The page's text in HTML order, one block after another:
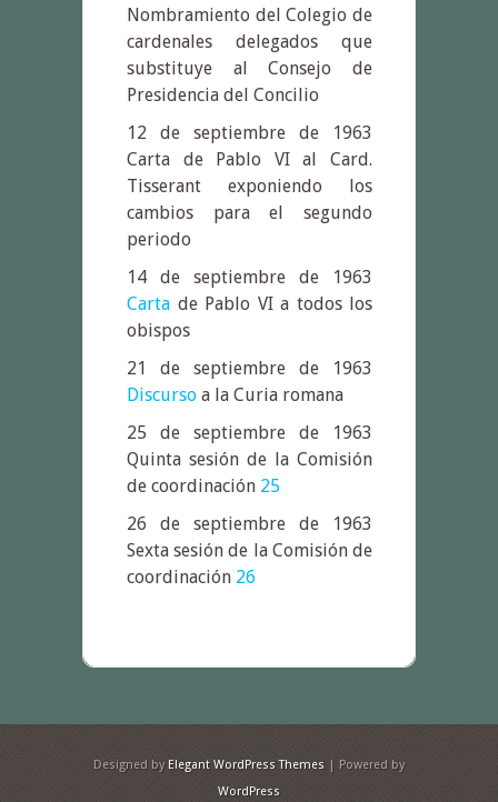
Nombramiento del Colegio de
cardenales delegados que
substituye al Consejo de
Presidencia del Concilio
12 de septiembre de 1963
Carta de Pablo VI al Card.
Tisserant exponiendo los
cambios para el segundo
periodo
14 de septiembre de 1963
Carta de Pablo VI a todos los
obispos
21 de septiembre de 1963
Discurso a la Curia romana
25 de septiembre de 1963
Quinta sesión de la Comisión
de coordinación 25
26 de septiembre de 1963
Sexta sesión de la Comisión de
coordinación 26
Designed by Elegant WordPress Themes | Powered by
WordPress